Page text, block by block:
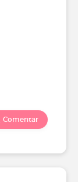
Comentar